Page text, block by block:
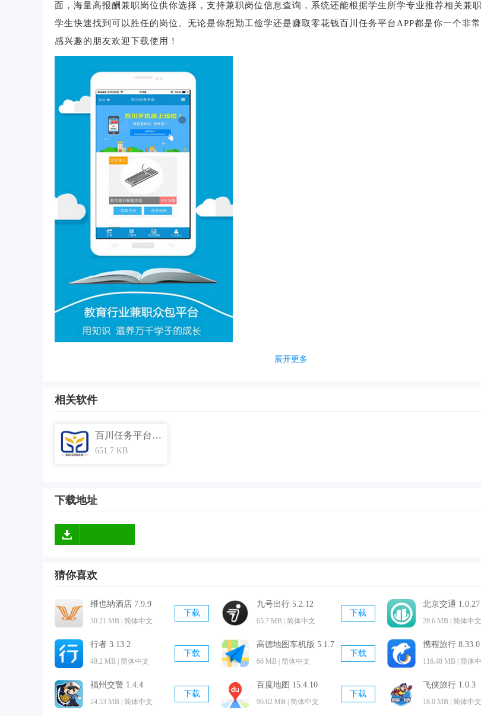
面，海量高报酬兼职岗位供你选择，支持兼职岗位信息查询，系统还能根据学生所学专业推荐相关兼
学生快速找到可以胜任的岗位。无论是你想勤工俭学还是赚取零花钱百川任务平台APP都是你一个非常
感兴趣的朋友欢迎下载使用！
1.百川任务平台APP汇聚海量兼职信息，价格信息透明值得信任。
3.平台内全部兼职信息经过专门审核，信息透明且安全性极高。
应用亮点
2.百川任务平台每天海量兼职信息实时更新，同时每天不限制接单数量。
应用点评
就能轻松赚取佣金。此外全部任务都有专门人工审核团队经手，招聘岗位信息安全真实。感兴趣的朋友
展开更多
相关软件
百川任务平台 1.0.4
651.7 KB
下载地址
猜你喜欢
维也纳酒店 7.9.9
30.21 MB | 简体中文
下载
九号出行 5.2.12
65.7 MB | 简体中文
下载
北京交通 1.0.27
28.6 MB | 简体中文
行者 3.13.2
48.2 MB | 简体中文
下载
高德地图车机版 5.1.7
66 MB | 简体中文
下载
携程旅行 8.33.0
116.48 MB | 简体
福州交警 1.4.4
24.53 MB | 简体中文
下载
百度地图 15.4.10
96.62 MB | 简体中文
下载
飞侠旅行 1.0.3
18.0 MB | 简体中文